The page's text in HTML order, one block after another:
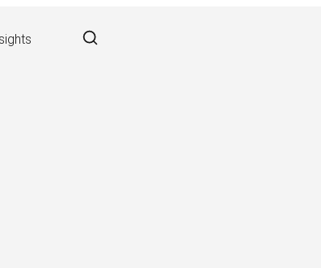
Open a search form in a modal window